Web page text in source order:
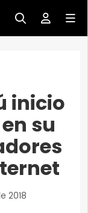
inicio
su
2018